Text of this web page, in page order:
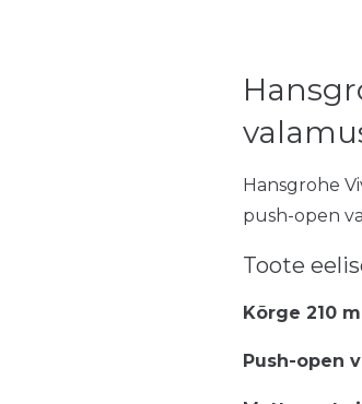
Hansgrohe
push-open
Toote
Kõrge 210
Push-open